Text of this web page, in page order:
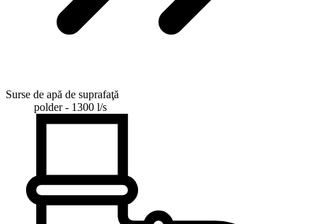
Surse de apă de suprafaţă
polder - 1300 l/s